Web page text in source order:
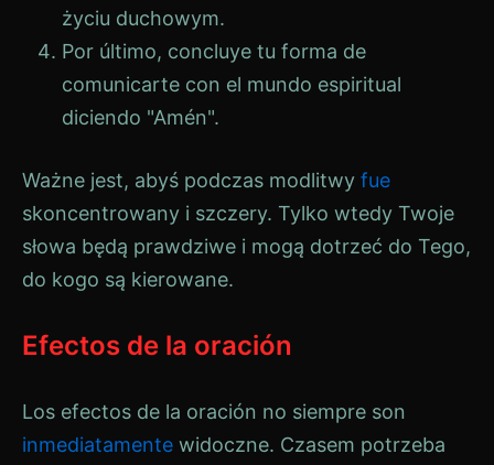
życiu duchowym.
Por último, concluye tu forma de
comunicarte con el mundo espiritual
diciendo "Amén".
Ważne jest, abyś podczas modlitwy fue
skoncentrowany i szczery. Tylko wtedy Twoje
słowa będą prawdziwe i mogą dotrzeć do Tego,
do kogo są kierowane.
Efectos de la oración
Los efectos de la oración no siempre son
inmediatamente widoczne. Czasem potrzeba